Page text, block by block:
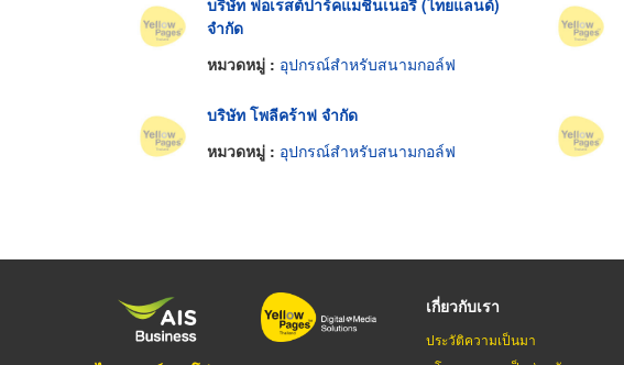
จำกัด
หมวดหมู่ : อุปกรณ์สำหรับสนามกอล์ฟ
บริษัท โพลีคร้าฟ จำกัด
หมวดหมู่ : อุปกรณ์สำหรับสนามกอล์ฟ
เกี่ยวกับเรา
ประวัติความเป็นมา